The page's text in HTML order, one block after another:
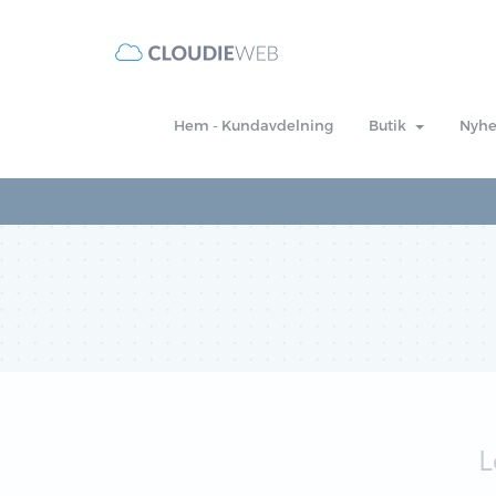
Hem - Kundavdelning Butik